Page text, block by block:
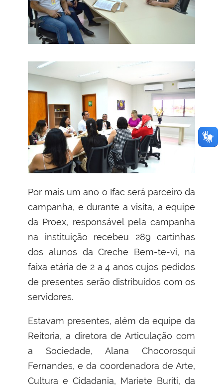
Por mais um ano o Ifac será parceiro da
campanha, e durante a visita, a equipe
da Proex, responsável pela campanha
na instituição recebeu 289 cartinhas
dos alunos da Creche Bem-te-vi, na
faixa etária de 2 a 4 anos cujos pedidos
de presentes serão distribuídos com os
servidores.
Estavam presentes, além da equipe da
Reitoria, a diretora de Articulação com
a Sociedade, Alana Chocorosqui
Fernandes, e da coordenadora de Arte,
Cultura e Cidadania, Mariete Buriti, da